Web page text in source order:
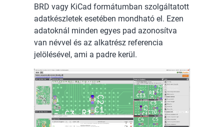
BRD vagy KiCad formátumban szolgáltatott
adatkészletek esetében mondható el. Ezen
adatoknál minden egyes pad azonosítva
van névvel és az alkatrész referencia
jelölésével, ami a padre kerül.